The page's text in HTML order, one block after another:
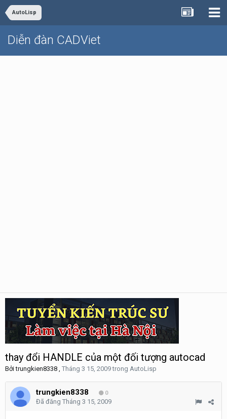
AutoLisp
Diễn đàn CADViet
thay đổi HANDLE của một đối tượng autocad
Bởitrungkien8338 , Tháng 3 15, 2009trong AutoLisp
trungkien8338 0
Đã đăng Tháng 3 15, 2009